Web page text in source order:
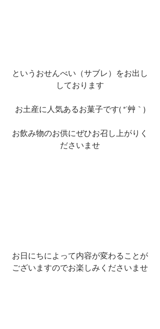
というおせんべい（サブレ）をお出し
しております
お土産に人気あるお菓子です( *´艸｀)
お飲み物のお供にぜひお召し上がりく
ださいませ
お日にちによって内容が変わることが
ございますのでお楽しみくださいませ